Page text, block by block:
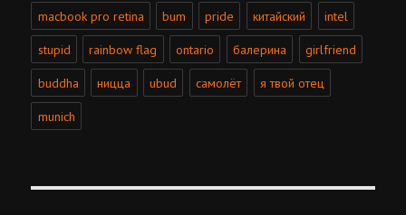
macbook pro retina bum pride китайский intel
stupid rainbow flag ontario балерина girlfriend
buddha ницца ubud самолёт я твой отец
munich